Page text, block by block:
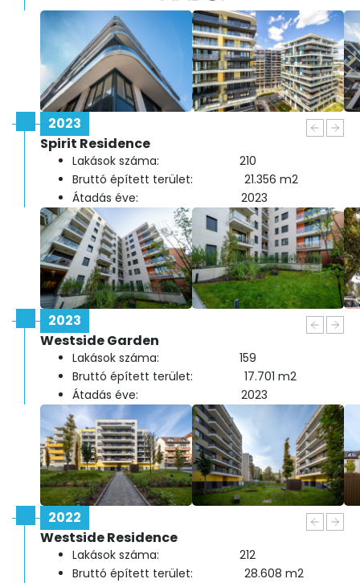
2023
Spirit Residence
Lakások száma: 210
Bruttó épített terület: 21.356 m2
Átadás éve: 2023
2023
Westside Garden
Lakások száma: 159
Bruttó épített terület: 17.701 m2
Átadás éve: 2023
2022
Westside Residence
Lakások száma: 212
Bruttó épített terület: 28.608 m2